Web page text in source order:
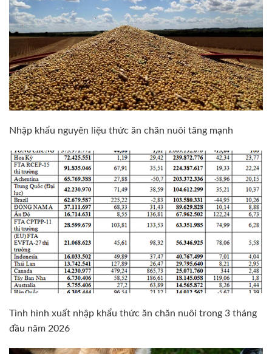
Nhập khẩu nguyên liệu thức ăn chăn nuôi tăng mạnh
Tình hình xuất nhập khẩu thức ăn chăn nuôi trong 3 tháng
đầu năm 2026